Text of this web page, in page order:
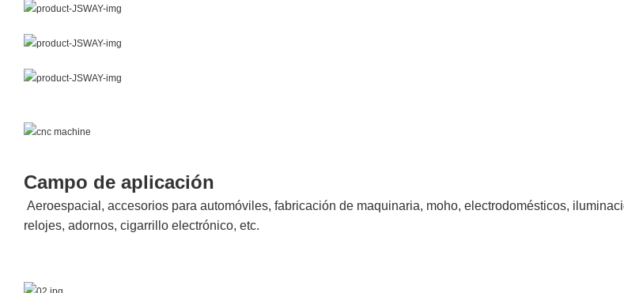
Campo de aplicación
Aeroespacial, accesorios para automóviles, fabricación de maquinaria, moho, electrodomésticos,
relojes, adornos, cigarrillo electrónico, etc.